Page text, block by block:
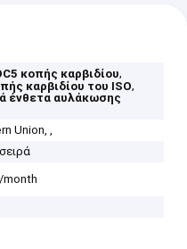
κοπής καρβιδίου,
καρβιδίου του ISO,
ένθετα αυλάκωσης
Union, ,
month